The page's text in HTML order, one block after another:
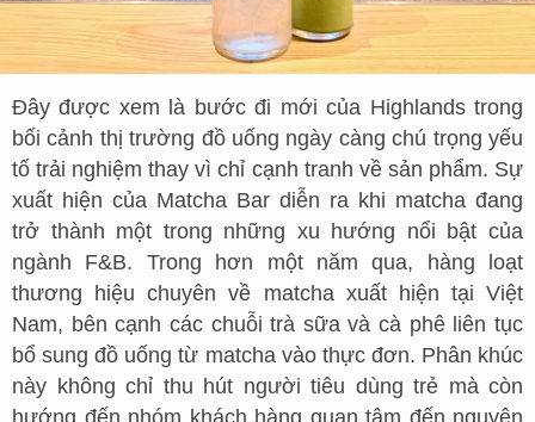
Đây được xem là bước đi mới của Highlands trong
bối cảnh thị trường đồ uống ngày càng chú trọng yếu
tố trải nghiệm thay vì chỉ cạnh tranh về sản phẩm. Sự
xuất hiện của Matcha Bar diễn ra khi matcha đang
trở thành một trong những xu hướng nổi bật của
ngành F&B. Trong hơn một năm qua, hàng loạt
thương hiệu chuyên về matcha xuất hiện tại Việt
Nam, bên cạnh các chuỗi trà sữa và cà phê liên tục
bổ sung đồ uống từ matcha vào thực đơn. Phân khúc
này không chỉ thu hút người tiêu dùng trẻ mà còn
hướng đến nhóm khách hàng quan tâm đến nguyên